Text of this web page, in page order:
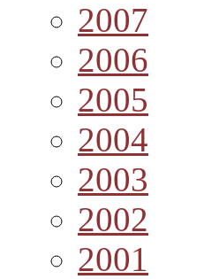
2007
2006
2005
2004
2003
2002
2001